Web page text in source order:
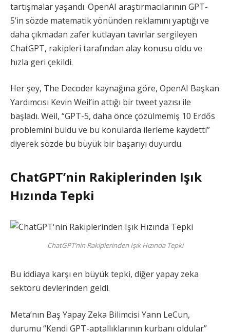
tartışmalar yaşandı. OpenAI araştırmacılarının GPT-
5’in sözde matematik yönünden reklamını yaptığı ve
daha çıkmadan zafer kutlayan tavırlar sergileyen
ChatGPT, rakipleri tarafından alay konusu oldu ve
hızla geri çekildi.
Her şey, The Decoder kaynağına göre, OpenAI Başkan
Yardımcısı Kevin Weil’in attığı bir tweet yazısı ile
başladı. Weil, “GPT-5, daha önce çözülmemiş 10 Erdős
problemini buldu ve bu konularda ilerleme kaydetti”
diyerek sözde bu büyük bir başarıyı duyurdu.
ChatGPT’nin Rakiplerinden Işık
Hızında Tepki
ChatGPT’nin Rakiplerinden Işık Hızında Tepki
Bu iddiaya karşı en büyük tepki, diğer yapay zeka
sektörü devlerinden geldi.
Meta’nın Baş Yapay Zeka Bilimcisi Yann LeCun,
durumu “Kendi GPT-aptallıklarının kurbanı oldular”